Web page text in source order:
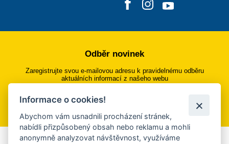
Odběr novinek
Zaregistrujte svou e-mailovou adresu k pravidelnému odběru
aktuálních informací z našeho webu
Přihlásit se k odběru
Informace o cookies!
Abychom vám usnadnili procházení stránek,
nabídli přizpůsobený obsah nebo reklamu a mohli
anonymně analyzovat návštěvnost, využíváme